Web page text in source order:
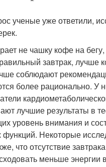
ученые уже ответили,
не чашку кофе на
завтрак, лучше
соблюдают
более рационально. У
лучшие результаты в
уровень внимания и
функций. Некоторые
что отсутствие
меньше энергии